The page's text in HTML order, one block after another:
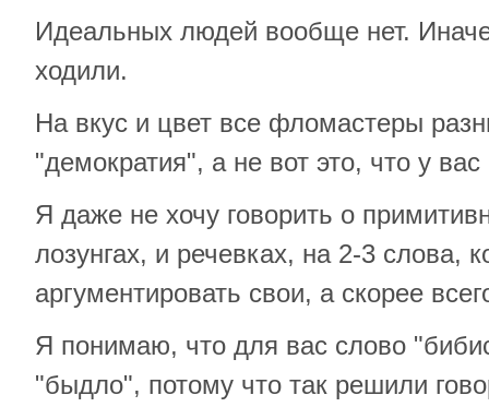
Идеальных людей вообще нет.
ходили.
На вкус и цвет все фломастеры
"демократия", а не вот это, что у вас
Я даже не хочу говорить о
лозунгах, и речевках, на 2-3 слова,
аргументировать свои, а скорее
Я понимаю, что для вас слово
"быдло", потому что так решили